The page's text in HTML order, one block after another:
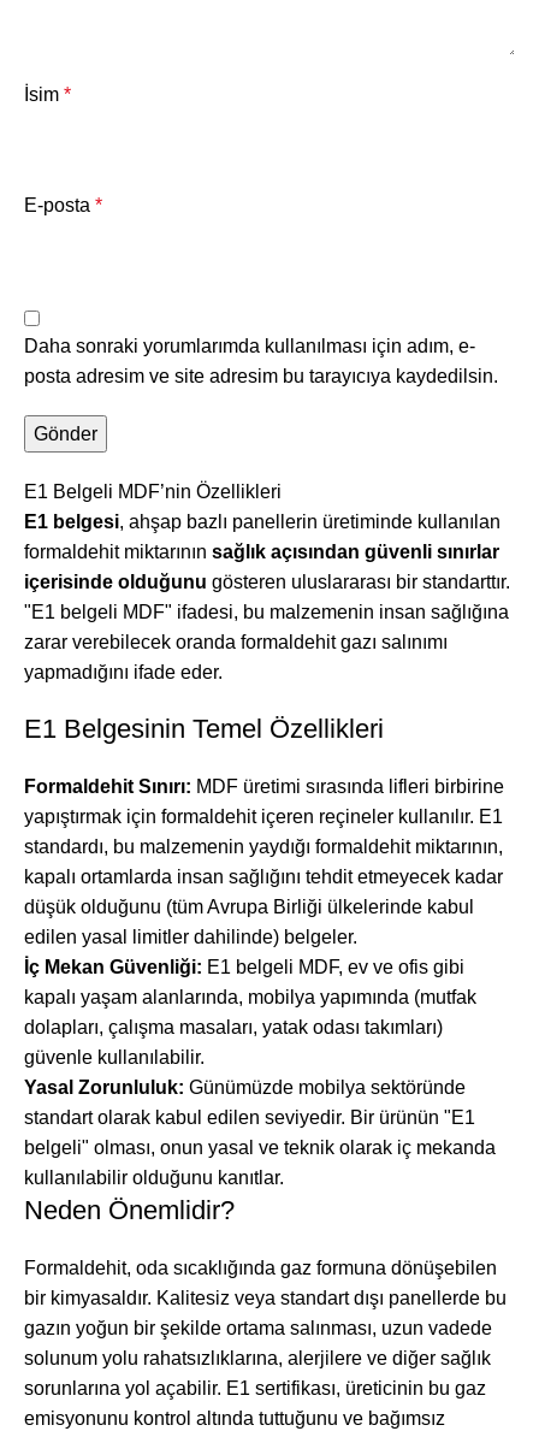
İsim *
E-posta *
Daha sonraki yorumlarımda kullanılması için adım, e-
posta adresim ve site adresim bu tarayıcıya kaydedilsin.
E1 Belgeli MDF’nin Özellikleri
E1 belgesi, ahşap bazlı panellerin üretiminde kullanılan
formaldehit miktarının sağlık açısından güvenli sınırlar
içerisinde olduğunu gösteren uluslararası bir standarttır.
"E1 belgeli MDF" ifadesi, bu malzemenin insan sağlığına
zarar verebilecek oranda formaldehit gazı salınımı
yapmadığını ifade eder.
E1 Belgesinin Temel Özellikleri
Formaldehit Sınırı: MDF üretimi sırasında lifleri birbirine
yapıştırmak için formaldehit içeren reçineler kullanılır. E1
standardı, bu malzemenin yaydığı formaldehit miktarının,
kapalı ortamlarda insan sağlığını tehdit etmeyecek kadar
düşük olduğunu (tüm Avrupa Birliği ülkelerinde kabul
edilen yasal limitler dahilinde) belgeler.
İç Mekan Güvenliği: E1 belgeli MDF, ev ve ofis gibi
kapalı yaşam alanlarında, mobilya yapımında (mutfak
dolapları, çalışma masaları, yatak odası takımları)
güvenle kullanılabilir.
Yasal Zorunluluk: Günümüzde mobilya sektöründe
standart olarak kabul edilen seviyedir. Bir ürünün "E1
belgeli" olması, onun yasal ve teknik olarak iç mekanda
kullanılabilir olduğunu kanıtlar.
Neden Önemlidir?
Formaldehit, oda sıcaklığında gaz formuna dönüşebilen
bir kimyasaldır. Kalitesiz veya standart dışı panellerde bu
gazın yoğun bir şekilde ortama salınması, uzun vadede
solunum yolu rahatsızlıklarına, alerjilere ve diğer sağlık
sorunlarına yol açabilir. E1 sertifikası, üreticinin bu gaz
emisyonunu kontrol altında tuttuğunu ve bağımsız